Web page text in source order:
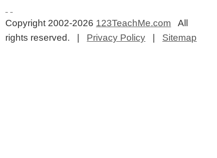
Copyright 2002-2026 123TeachMe.com All
rights reserved. | Privacy Policy Sitemap